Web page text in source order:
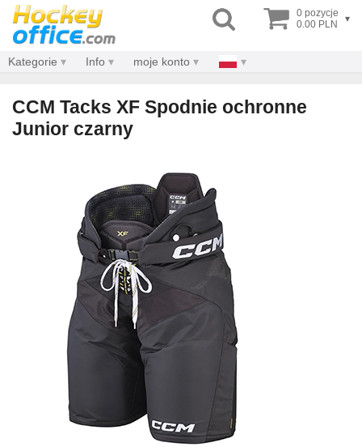
0 pozycje
0.00 PLN
▾
Kategorie Info moje konto
CCM Tacks XF Spodnie ochronne
Junior czarny